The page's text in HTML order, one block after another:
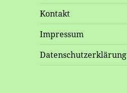
Kontakt
Impressum
Datenschutzerklärung